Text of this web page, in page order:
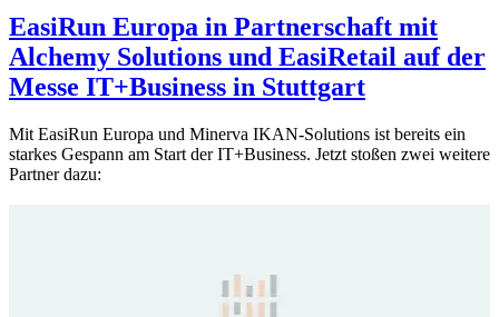
EasiRun Europa in Partnerschaft mit
Alchemy Solutions und EasiRetail auf der
Messe IT+Business in Stuttgart
Mit EasiRun Europa und Minerva IKAN-Solutions ist bereits ein
starkes Gespann am Start der IT+Business. Jetzt stoßen zwei weitere
Partner dazu: